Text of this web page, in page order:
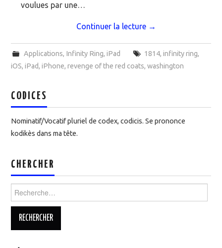
voulues par une…
Continuer la lecture →
Applications, Infinity Ring, iPad 1814, infinity ring,
iOS,iPad,iPhone,revenge of the red coats,washington
CODICES
Nominatif/Vocatif pluriel de codex, codicis. Se prononce
kodikès dans ma tête.
CHERCHER
Rechercher :